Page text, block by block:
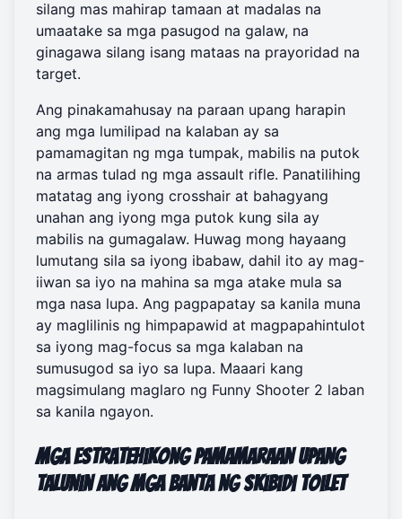
silang mas mahirap tamaan at madalas na
umaatake sa mga pasugod na galaw, na
ginagawa silang isang mataas na prayoridad na
target.
Ang pinakamahusay na paraan upang harapin
ang mga lumilipad na kalaban ay sa
pamamagitan ng mga tumpak, mabilis na putok
na armas tulad ng mga assault rifle. Panatilihing
matatag ang iyong crosshair at bahagyang
unahan ang iyong mga putok kung sila ay
mabilis na gumagalaw. Huwag mong hayaang
lumutang sila sa iyong ibabaw, dahil ito ay mag-
iiwan sa iyo na mahina sa mga atake mula sa
mga nasa lupa. Ang pagpapatay sa kanila muna
ay maglilinis ng himpapawid at magpapahintulot
sa iyong mag-focus sa mga kalaban na
sumusugod sa iyo sa lupa. Maaari kang
magsimulang maglaro ng Funny Shooter 2 laban
sa kanila ngayon.
Mga Estratehikong Pamamaraan Upang
Talunin ang mga Banta ng Skibidi Toilet